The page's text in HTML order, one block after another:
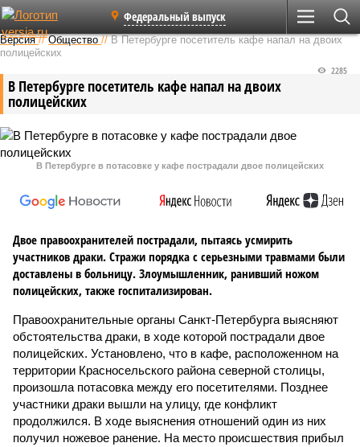
Федеральный выпуск
Версия //Общество //В Петербурге посетитель кафе напал на двоих
полицейских
В Петербурге посетитель кафе напал на двоих
полицейских
2285
В Петербурге в потасовке у кафе пострадали двое полицейских
Двое правоохранителей пострадали, пытаясь усмирить
участников драки. Стражи порядка с серьезными травмами были
доставлены в больницу. Злоумышленник, ранивший ножом
полицейских, также госпитализирован.
Правоохранительные органы Санкт-Петербурга выясняют
обстоятельства драки, в ходе которой пострадали двое
полицейских. Установлено, что в кафе, расположенном на
территории Красносельского района северной столицы,
произошла потасовка между его посетителями. Позднее
участники драки вышли на улицу, где конфликт
продолжился. В ходе выяснения отношений один из них
получил ножевое ранение. На место происшествия прибыл